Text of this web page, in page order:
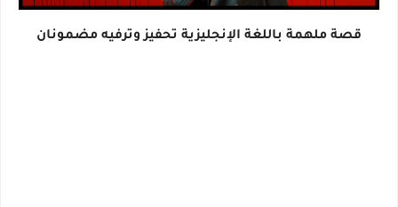
قصة ملهمة باللغة الإنجليزية تحفيز وترفيه مضمونان